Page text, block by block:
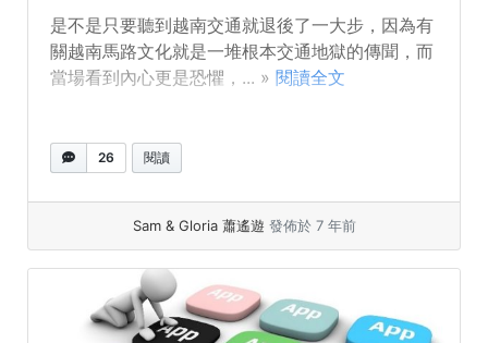
是不是只要聽到越南交通就退後了一大步，因為有
關越南馬路文化就是一堆根本交通地獄的傳聞，而
當場看到內心更是恐懼，... » 閱讀全文
26 閱讀
Sam & Gloria 蕭遙遊 發佈於 7 年前